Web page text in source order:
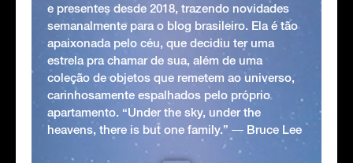
e presentes desde 2018, trazendo novidades
semanalmente para o blog brasileiro. Ela é tão
apaixonada pelo céu, que decidiu ter uma
estrela pra chamar de sua, além de uma
coleção de objetos que remetem ao universo,
carinhosamente espalhados pelo próprio
apartamento. “Under the sky, under the
heavens, there is but one family.” ― Bruce Lee